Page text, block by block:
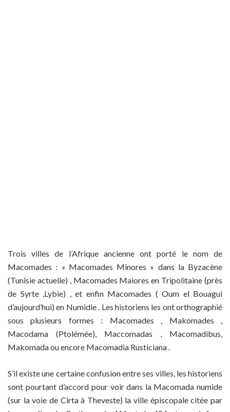
Trois villes de l’Afrique ancienne ont porté le nom de
Macomades : « Macomades Minores » dans la Byzacène
(Tunisie actuelle) , Macomades Maiores en Tripolitaine (près
de Syrte ,Lybie) , et enfin Macomades ( Oum el Bouagui
d’aujourd’hui) en Numidie . Les historiens les ont orthographié
sous plusieurs formes : Macomades , Makomades ,
Macodama (Ptolémée), Maccomadas , Macomadibus,
Makomada ou encore Macomadia Rusticiana .
S’il existe une certaine confusion entre ses villes, les historiens
sont pourtant d’accord pour voir dans la Macomada numide
(sur la voie de Cirta à Theveste) la ville épiscopale citée par